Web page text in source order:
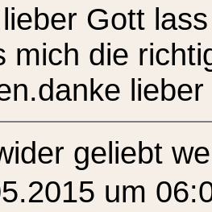
Gott
mich die
geliebt
um